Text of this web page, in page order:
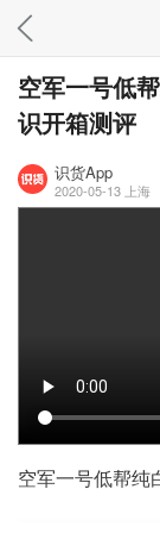
空军一号低
识开箱测评
识货App
2020-05-13 上海
空军一号低帮纯